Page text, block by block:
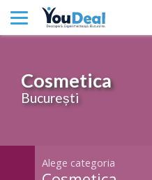
Cosmetica
București
Alege categoria